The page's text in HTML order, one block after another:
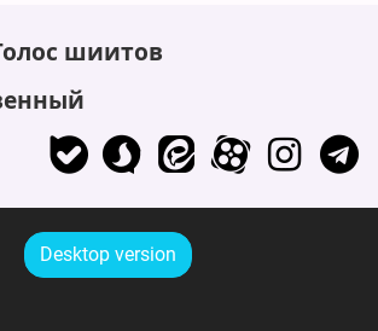
шиитов
Desktop version